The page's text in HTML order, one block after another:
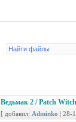
Ведьмак 2 / Patch
[ добавил: Adminko | 28-